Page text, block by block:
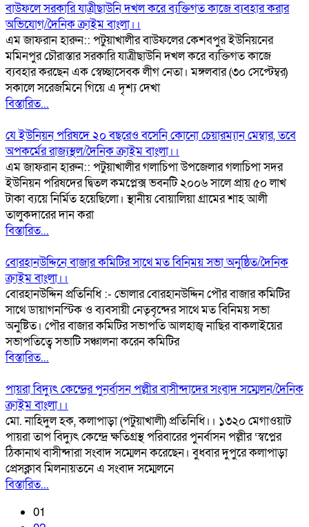
বাউফলে সরকারি যাত্রীছাউনি দখল করে ব্যক্তিগত কাজে ব্যবহার করার
অভিযোগ/দৈনিক ক্রাইম বাংলা।।
এম জাফরান হারুন:: পটুয়াখালীর বাউফলের কেশবপুর ইউনিয়নের
মমিনপুর চৌরাস্তার সরকারি যাত্রীছাউনি দখল করে ব্যক্তিগত কাজে
ব্যবহার করছেন এক স্বেচ্ছাসেবক লীগ নেতা। মঙ্গলবার (৩০ সেপ্টেম্বর)
সকালে সরেজমিনে গিয়ে এ দৃশ্য দেখা
বিস্তারিত...
যে ইউনিয়ন পরিষদে ২০ বছরেও বসেনি কোনো চেয়ারম্যান মেম্বার, তবে
অপকর্মের রাজ্যস্থল/দৈনিক ক্রাইম বাংলা।।
এম জাফরান হারুন:: পটুয়াখালীর গলাচিপা উপজেলার গলাচিপা সদর
ইউনিয়ন পরিষদের দ্বিতল কমপ্লেক্স ভবনটি ২০০৬ সালে প্রায় ৫০ লাখ
টাকা ব্যয়ে নির্মিত হয়েছিলো। স্থানীয় বোয়ালিয়া গ্রামের শাহ আলী
তালুকদারের দান করা
বিস্তারিত...
বোরহানউদ্দিনে বাজার কমিটির সাথে মত বিনিময় সভা অনুষ্ঠিত/দৈনিক
ক্রাইম বাংলা।।
বোরহানউদ্দিন প্রতিনিধি :- ভোলার বোরহানউদ্দিন পৌর বাজার কমিটির
সাথে ডায়াগনস্টিক ও ব্যবসায়ী নেতৃবৃন্দের সাথে মত বিনিময় সভা
অনুষ্টিত। পৌর বাজার কমিটির সভাপতি আলহাজ্ব নাছির বাকলাইয়ের
সভাপতিত্বে সভাটি সঞ্চালনা করেন কমিটির
বিস্তারিত...
পায়রা বিদ্যুৎ কেন্দ্রের পুনর্বাসন পল্লীর বাসীন্দাদের সংবাদ সম্মেলন/দৈনিক
ক্রাইম বাংলা।।
মো. নাহিদুল হক, কলাপাড়া (পটুয়াখালী) প্রতিনিধি।। ১৩২০ মেগাওয়াট
পায়রা তাপ বিদ্যুৎ কেন্দ্রে ক্ষতিগ্রস্থ পরিবারের পুনর্বাসন পল্লীর ‘স্বপ্নের
ঠিকানাথ বাসীন্দারা সংবাদ সম্মেলন করেছেন। বুধবার দুপুরে কলাপাড়া
প্রেসক্লাব মিলনায়তনে এ সংবাদ সম্মেলনে
বিস্তারিত...
01